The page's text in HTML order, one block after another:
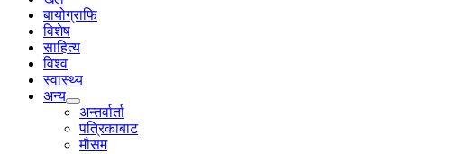
बायोग्राफि
विशेष
साहित्य
विश्व
स्वास्थ्य
अन्य
अन्तर्वार्ता
पत्रिकाबाट
मौसम